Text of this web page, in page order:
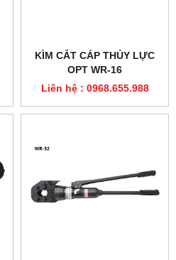
KÌM CẮT CÁP THỦY LỰC
OPT WR-16
Liên hệ : 0968.655.988